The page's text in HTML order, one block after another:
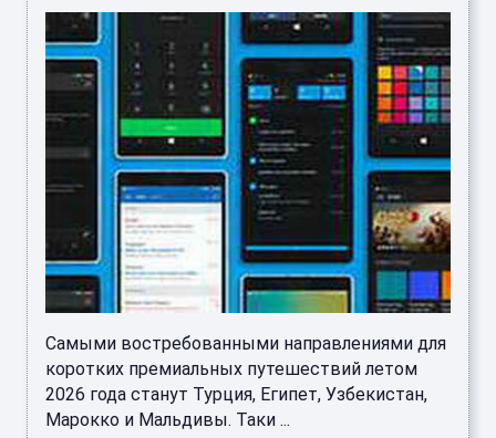
Самыми востребованными направлениями для
коротких премиальных путешествий летом
2026 года станут Турция, Египет, Узбекистан,
Марокко и Мальдивы. Таки ...